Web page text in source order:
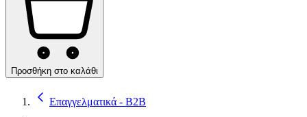
Προσθήκη στο καλάθι
Επαγγελματικά - B2B